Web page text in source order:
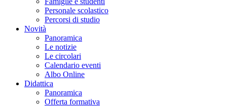
Personale scolastico
Percorsi di studio
Novità
Panoramica
Le notizie
Le circolari
Calendario eventi
Albo Online
Didattica
Panoramica
Offerta formativa